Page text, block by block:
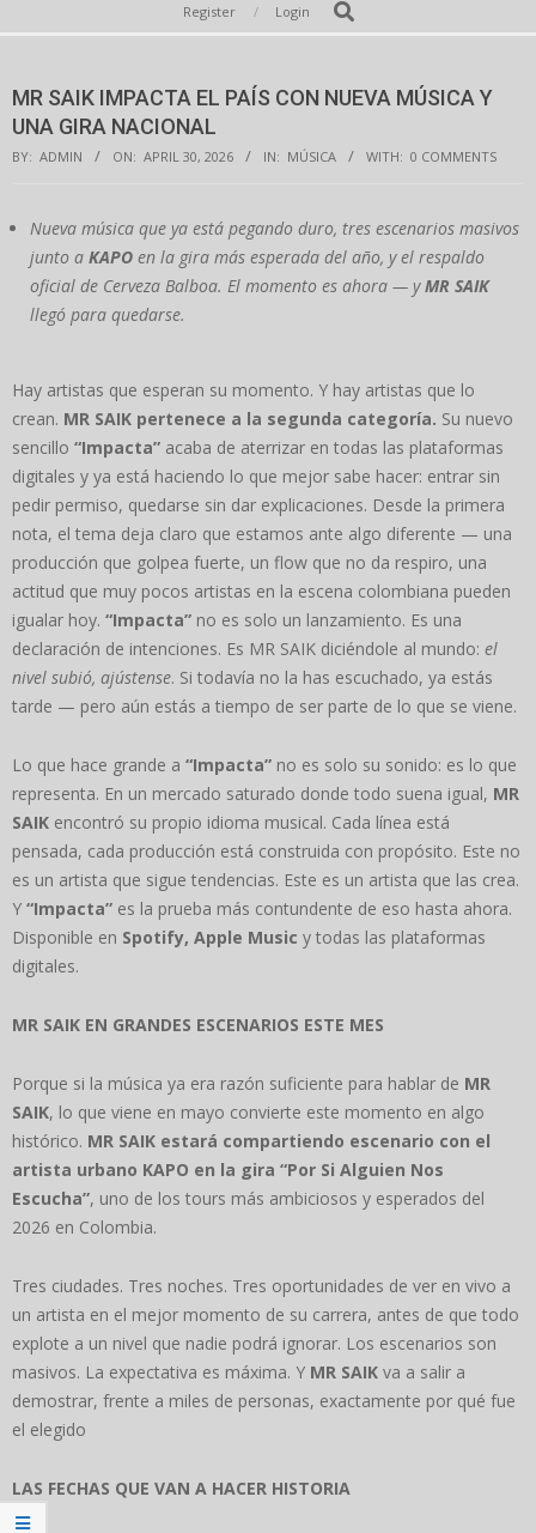
Navigation
Register Login Search
MR SAIK IMPACTA EL PAÍS CON NUEVA MÚSICA Y
UNA GIRA NACIONAL
BY: ADMIN ON: APRIL 30, 2026 IN: MÚSICA WITH: 0 COMMENTS
Nueva música que ya está pegando duro, tres escenarios masivos
junto a KAPO en la gira más esperada del año, y el respaldo
oficial de Cerveza Balboa. El momento es ahora — yMR SAIK
llegó para quedarse.
Hay artistas que esperan su momento. Y hay artistas que lo
crean. MR SAIK pertenece a la segunda categoría. Su nuevo
sencillo “Impacta” acaba de aterrizar en todas las plataformas
digitales y ya está haciendo lo que mejor sabe hacer: entrar sin
pedir permiso, quedarse sin dar explicaciones. Desde la primera
nota, el tema deja claro que estamos ante algo diferente — una
producción que golpea fuerte, un flow que no da respiro, una
actitud que muy pocos artistas en la escena colombiana pueden
igualar hoy. “Impacta” no es solo un lanzamiento. Es una
declaración de intenciones. Es MR SAIK diciéndole al mundo: el
nivel subió, ajústense. Si todavía no la has escuchado, ya estás
tarde — pero aún estás a tiempo de ser parte de lo que se viene.
Lo que hace grande a “Impacta” no es solo su sonido: es lo que
representa. En un mercado saturado donde todo suena igual, MR
SAIK encontró su propio idioma musical. Cada línea está
pensada, cada producción está construida con propósito. Este no
es un artista que sigue tendencias. Este es un artista que las crea.
Y “Impacta” es la prueba más contundente de eso hasta ahora.
Disponible en Spotify, Apple Music y todas las plataformas
digitales.
MR SAIK EN GRANDES ESCENARIOS ESTE MES
Porque si la música ya era razón suficiente para hablar de MR
SAIK, lo que viene en mayo convierte este momento en algo
histórico. MR SAIK estará compartiendo escenario con el
artista urbano KAPO en la gira “Por Si Alguien Nos
Escucha”, uno de los tours más ambiciosos y esperados del
2026 en Colombia.
Tres ciudades. Tres noches. Tres oportunidades de ver en vivo a
un artista en el mejor momento de su carrera, antes de que todo
explote a un nivel que nadie podrá ignorar. Los escenarios son
masivos. La expectativa es máxima. Y MR SAIK va a salir a
demostrar, frente a miles de personas, exactamente por qué fue
el elegido
LAS FECHAS QUE VAN A HACER HISTORIA